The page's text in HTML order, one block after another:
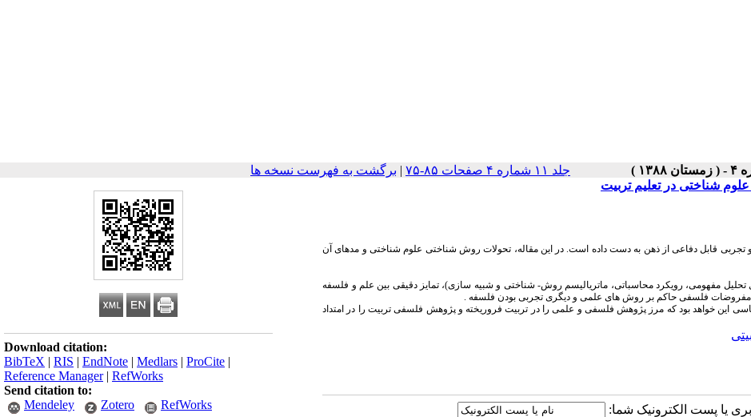
جلد ۱۱ شماره ۴ صفحات ۸۵-۷۵ | برگشت به فهرست نسخه ها
Download citation:
BibTeX | RIS | EndNote | Medlars | ProCite |
Reference Manager| RefWorks
Send citation to:
Mendeley
Zotero RefWorks
شناختی در تعلیم تربیت
تجربی قابل دفاعی از ذهن به دست داده است. در این مقاله، تحولات روش شناختی علوم شناختی و مدهای آن
مفهومی، رویکرد محاسباتی، ماتریالیسم روش- شناختی و شبیه سازی)، تمایز دقیقی بین علم و فلسفه
مفروضات فلسفی حاکم بر روش های علمی و دیگری تجربی بودن فلسفه .
این خواهد بود که مرز پژوهش فلسفی و علمی را در تربیت فروریخته و پژوهش فلسفی تربیت را در امتداد
یا پست الکترونیک شما: